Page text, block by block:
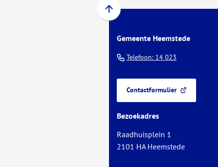
Scroll
boven
het
paginainhoud
Gemeente Heemstede
Telefoon: 14 023
een
Contactformulier
(Verwijst
een
website)
Bezoekadres
Raadhuisplein 1
2101 HA Heemstede